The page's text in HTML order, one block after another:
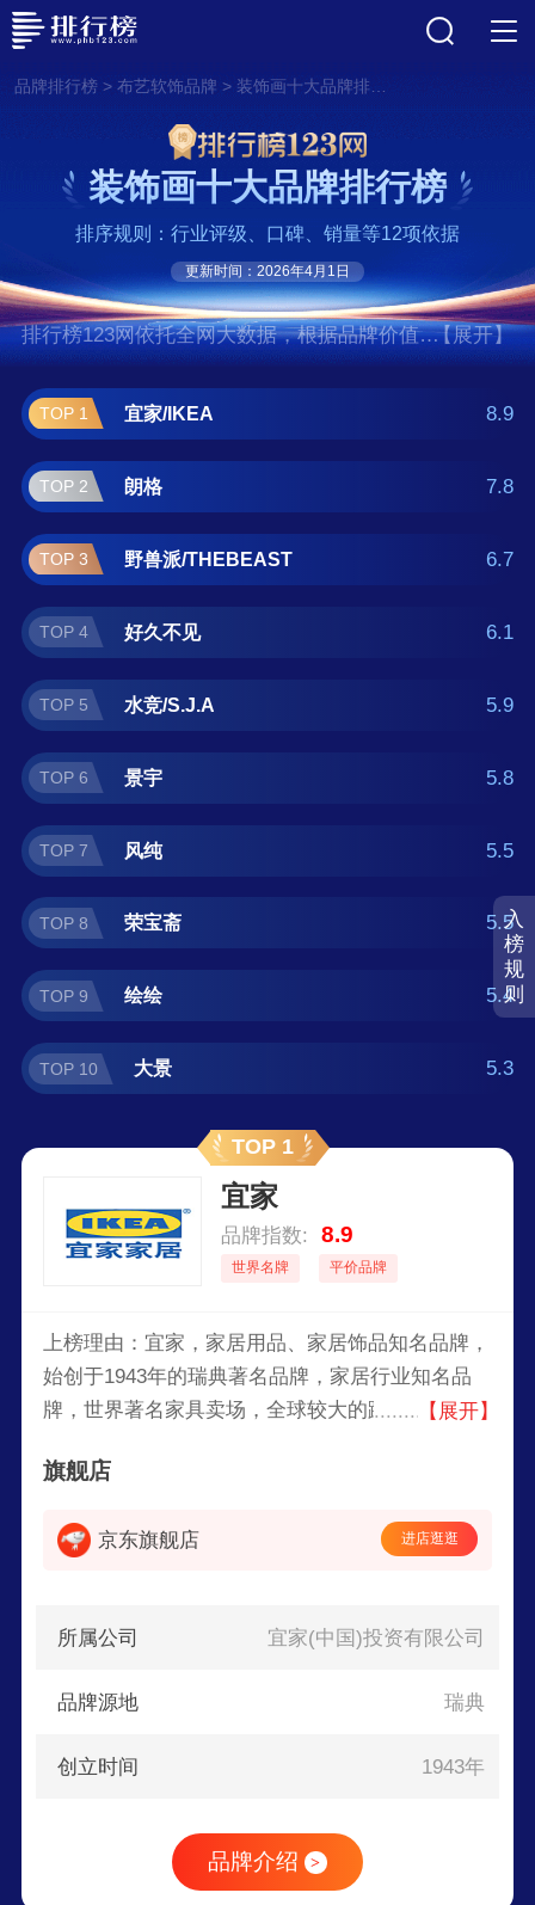
品牌排行榜> 布艺软饰品牌 > 装饰画十大品牌排行榜
入
榜
规
则
装饰画十大品牌排行榜
排序规则：行业评级、口碑、销量等12项依据
更新时间：2026年4月1日
排行榜123网依托全网大数据，根据品牌价值、
口碑评价等多项指数评选出了装饰画十大品牌
排行榜,前十名分别是宜家/IKEA、朗格、野兽
派/THEBEAST、好久不见、水竞/S.J.A、景
宇、风纯、荣宝斋、绘绘、大景。如果您正在
查找装饰画什么牌子好？那么本装饰画十大品
牌榜单可供您作为选购参考，我们致力于用最
真实的用户数据推荐口碑最好的装饰画品牌，
让您选得放心。(榜单每月更新一次)
【展开】
TOP 1 宜家/IKEA 8.9
TOP 2 朗格 7.8
TOP 3 野兽派/THEBEAST 6.7
TOP 4 好久不见 6.1
TOP 5 水竞/S.J.A 5.9
TOP 6 景宇 5.8
TOP 7 风纯 5.5
TOP 8 荣宝斋 5.5
TOP 9 绘绘 5.4
TOP 10 大景 5.3
TOP 1
宜家
品牌指数: 8.9
世界名牌 平价品牌
上榜理由：宜家，家居用品、家居饰品知名品牌，
始创于1943年的瑞典著名品牌，家居行业知名品
牌，世界著名家具卖场，全球较大的跨国性家居供
多，销售主要包括座椅/沙发系列、办公用品、卧
牌，为世界各地的人们提供价格实惠、设计出色和
【展开】
旗舰店
京东旗舰店 进店逛逛
所属公司 宜家(中国)投资有限公司
品牌源地 瑞典
创立时间 1943年
品牌介绍 >